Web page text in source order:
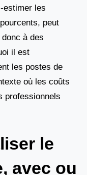
estimer les
peut
à des
il est
les postes de
où les coûts
professionnels
le
avec ou